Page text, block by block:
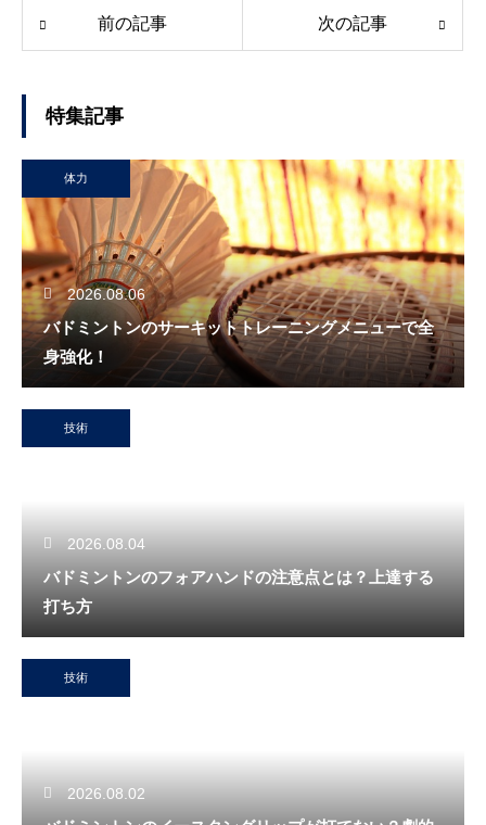
前の記事 次の記事
特集記事
体力
2026.08.06
バドミントンのサーキットトレーニングメニューで全
身強化！
技術
2026.08.04
バドミントンのフォアハンドの注意点とは？上達する
打ち方
技術
2026.08.02